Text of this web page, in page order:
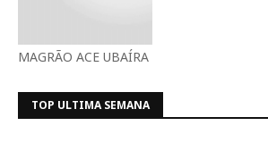
MAGRÃO ACE UBAÍRA
TOP ULTIMA SEMANA